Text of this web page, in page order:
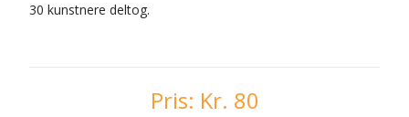
30 kunstnere deltog.
Pris: Kr. 80